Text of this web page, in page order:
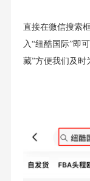
直接在微信搜索
入“纽酷国际”即
藏”方便我们及时